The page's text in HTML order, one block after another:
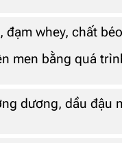
đạm whey, chất
men bằng quá
dương, dầu đậu